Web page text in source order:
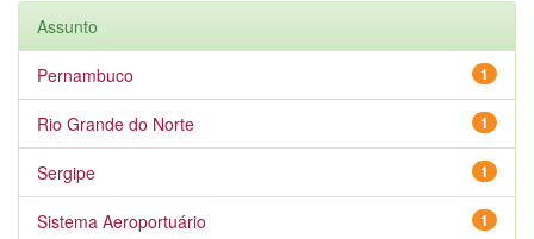
Assunto
1
Pernambuco
1
Rio Grande do Norte
1
Sergipe
1
Sistema Aeroportuário